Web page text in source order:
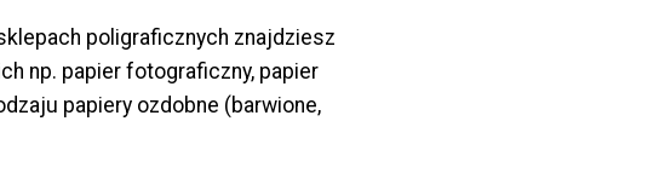
poligraficznych znajdziesz
np. papier fotograficzny, papier
papiery ozdobne (barwione,